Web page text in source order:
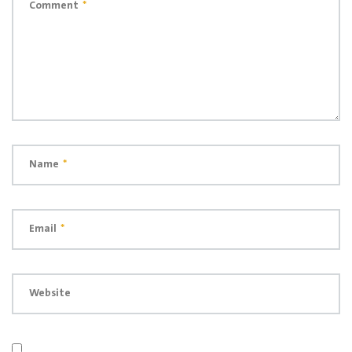
Comment *
Name *
Email *
Website